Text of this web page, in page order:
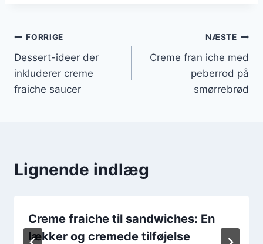
Indlægsnavigation
FORRIGE
Dessert-ideer der
inkluderer creme
fraiche saucer
NÆSTE
Creme fran iche med
peberrod på
smørrebrød
Lignende indlæg
Creme fraiche til sandwiches: En
lækker og cremede tilføjelse